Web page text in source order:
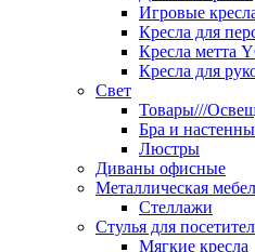
Игровые
Кресла для
Кресла метта
Кресла для
Свет
Товары///
Бра и
Люстры
Диваны офисные
Металлическая
Стеллажи
Стулья для
Мягкие кресла